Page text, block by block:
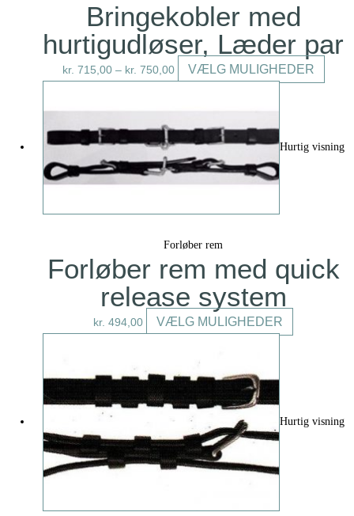
Bringekobler med
hurtigudløser, Læder par
kr. 715,00– kr. 750,00 VÆLG MULIGHEDER
vare
Hurtig visning
Forløber rem
Forløber rem med quick
release system
kr. 494,00 VÆLG MULIGHEDER
vare
Mulighederne
Hurtig visning